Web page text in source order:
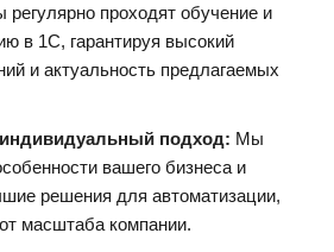
регулярно проходят обучение и
в 1С, гарантируя высокий
и актуальность предлагаемых
индивидуальный подход: Мы
вашего бизнеса и
решения для автоматизации,
масштаба компании.